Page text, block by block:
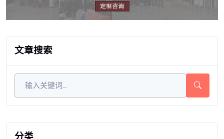
文章搜索
分类